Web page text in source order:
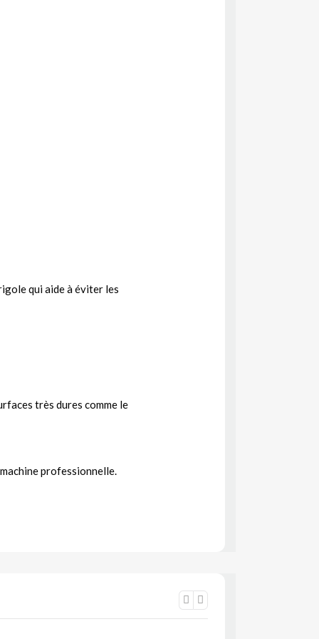
qui aide à éviter les
très dures comme le
professionnelle.